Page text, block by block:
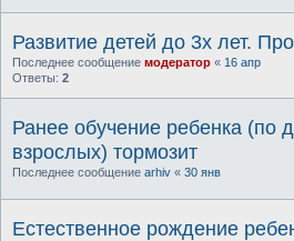
Развитие детей до 3х лет.
Последнее сообщение модератор « 16 апр
Ответы: 2
Ранее обучение ребенка (по
взрослых) тормозит
Последнее сообщение arhiv « 30 янв
Естественное рождение